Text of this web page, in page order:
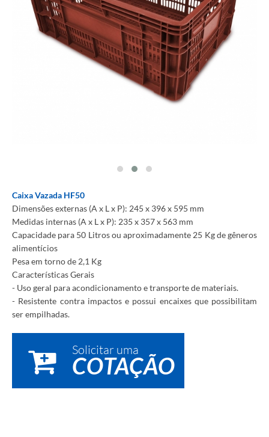
Caixa Vazada HF50
Dimensões externas (A x L x P): 245 x 396 x 595 mm
Medidas internas (A x L x P): 235 x 357 x 563 mm
Capacidade para 50 Litros ou aproximadamente 25 Kg de gêneros
alimentícios
Pesa em torno de 2,1 Kg
Características Gerais
- Uso geral para acondicionamento e transporte de materiais.
- Resistente contra impactos e possui encaixes que possibilitam
ser empilhadas.
Solicitar uma
COTAÇÃO